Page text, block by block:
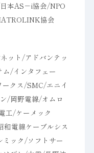
本AS－i協会/NPO
協会
ット/アドバンテッ
/インタフェー
クス/SMC/エニイ
/岡野電線/オムロ
工/ケーメック
電線ケーブルシス
ック/ソフトサー